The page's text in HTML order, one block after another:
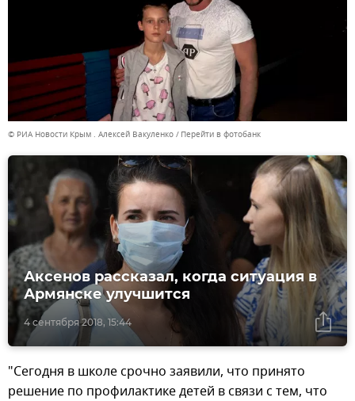
© РИА Новости Крым . Алексей Вакуленко Перейти в фотобанк
4 сентября 2018, 15:44
Аксенов рассказал, когда ситуация в
Армянске улучшится
"Сегодня в школе срочно заявили, что принято
решение по профилактике детей в связи с тем, что